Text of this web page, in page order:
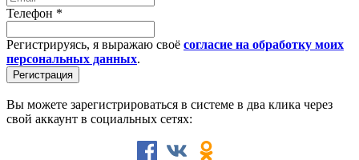
Телефон *
Регистрируясь, я выражаю своё согласие на обработку моих
персональных данных.
Вы можете зарегистрироваться в системе в два клика через
свой аккаунт в социальных сетях: